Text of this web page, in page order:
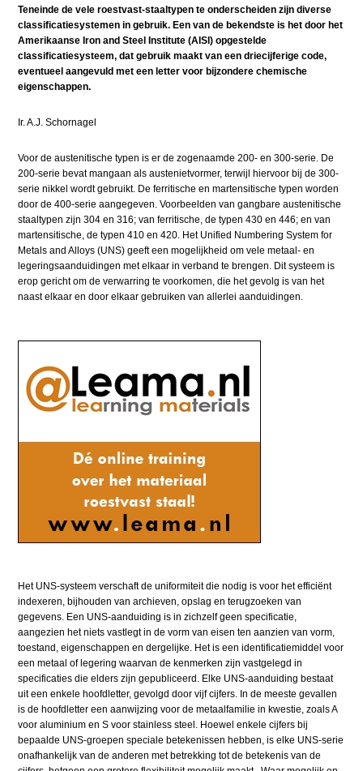
Teneinde de vele roestvast-staaltypen te onderscheiden zijn diverse
classificatiesystemen in gebruik. Een van de bekendste is het door het
Amerikaanse Iron and Steel Institute (AISI) opgestelde
classificatiesysteem, dat gebruik maakt van een driecijferige code,
eventueel aangevuld met een letter voor bijzondere chemische
eigenschappen.
Ir. A.J. Schornagel
Voor de austenitische typen is er de zogenaamde 200- en 300-serie. De
200-serie bevat mangaan als austenietvormer, terwijl hiervoor bij de 300-
serie nikkel wordt gebruikt. De ferritische en martensitische typen worden
door de 400-serie aangegeven. Voorbeelden van gangbare austenitische
staaltypen zijn 304 en 316; van ferritische, de typen 430 en 446; en van
martensitische, de typen 410 en 420. Het Unified Numbering System for
Metals and Alloys (UNS) geeft een mogelijkheid om vele metaal- en
legeringsaanduidingen met elkaar in verband te brengen. Dit systeem is
erop gericht om de verwarring te voorkomen, die het gevolg is van het
naast elkaar en door elkaar gebruiken van allerlei aanduidingen.
Het UNS-systeem verschaft de uniformiteit die nodig is voor het efficiënt
indexeren, bijhouden van archieven, opslag en terugzoeken van
gegevens. Een UNS-aanduiding is in zichzelf geen specificatie,
aangezien het niets vastlegt in de vorm van eisen ten aanzien van vorm,
toestand, eigenschappen en dergelijke. Het is een identificatiemiddel voor
een metaal of legering waarvan de kenmerken zijn vastgelegd in
specificaties die elders zijn gepubliceerd. Elke UNS-aanduiding bestaat
uit een enkele hoofdletter, gevolgd door vijf cijfers. In de meeste gevallen
is de hoofdletter een aanwijzing voor de metaalfamilie in kwestie, zoals A
voor aluminium en S voor stainless steel. Hoewel enkele cijfers bij
bepaalde UNS-groepen speciale betekenissen hebben, is elke UNS-serie
onafhankelijk van de anderen met betrekking tot de betekenis van de